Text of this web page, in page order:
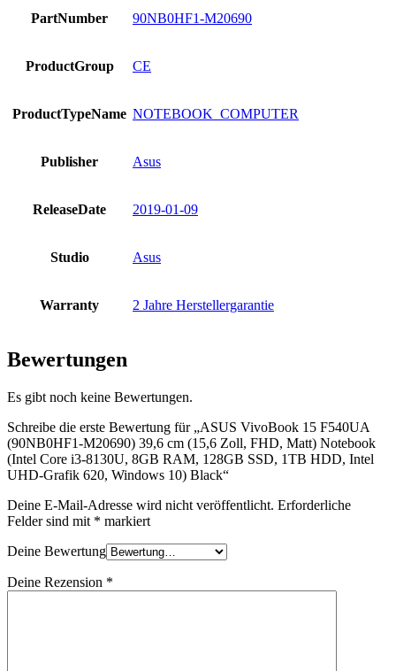
PartNumber 90NB0HF1-M20690
ProductGroup CE
ProductTypeName NOTEBOOK_COMPUTER
Publisher Asus
ReleaseDate 2019-01-09
Studio Asus
Warranty 2 Jahre Herstellergarantie
Bewertungen
Es gibt noch keine Bewertungen.
Schreibe die erste Bewertung für „ASUS VivoBook 15 F540UA
(90NB0HF1-M20690) 39,6 cm (15,6 Zoll, FHD, Matt) Notebook
(Intel Core i3-8130U, 8GB RAM, 128GB SSD, 1TB HDD, Intel
UHD-Grafik 620, Windows 10) Black“
Deine E-Mail-Adresse wird nicht veröffentlicht. Erforderliche
Felder sind mit * markiert
Deine Bewertung
Deine Rezension *